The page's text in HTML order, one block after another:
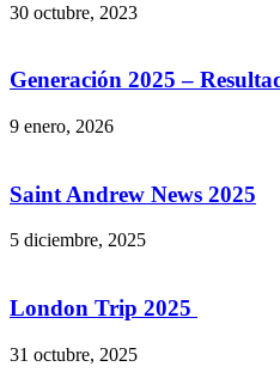
30 octubre, 2023
Generación 2025 –
9 enero, 2026
Saint Andrew News 2025
5 diciembre, 2025
London Trip 2025
31 octubre, 2025